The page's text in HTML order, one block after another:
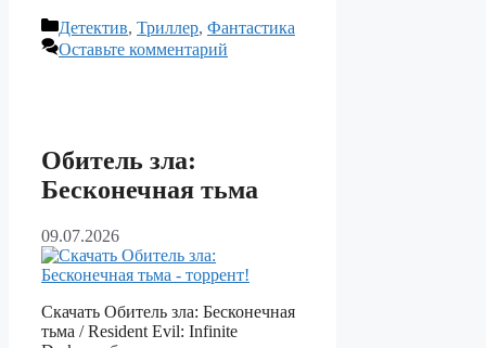
Рубрики
Детектив, Триллер, Фантастика
Оставьте комментарий
Обитель зла:
Бесконечная тьма
09.07.2026
Скачать Обитель зла: Бесконечная
тьма / Resident Evil: Infinite